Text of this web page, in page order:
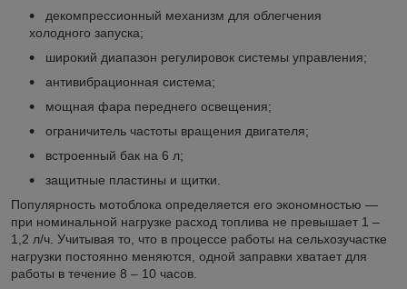
декомпрессионный механизм для облегчения
холодного запуска;
широкий диапазон регулировок системы управления;
антивибрационная система;
мощная фара переднего освещения;
ограничитель частоты вращения двигателя;
встроенный бак на 6 л;
защитные пластины и щитки.
Популярность мотоблока определяется его экономностью —
при номинальной нагрузке расход топлива не превышает 1 –
1,2 л/ч. Учитывая то, что в процессе работы на сельхозучастке
нагрузки постоянно меняются, одной заправки хватает для
работы в течение 8 – 10 часов.